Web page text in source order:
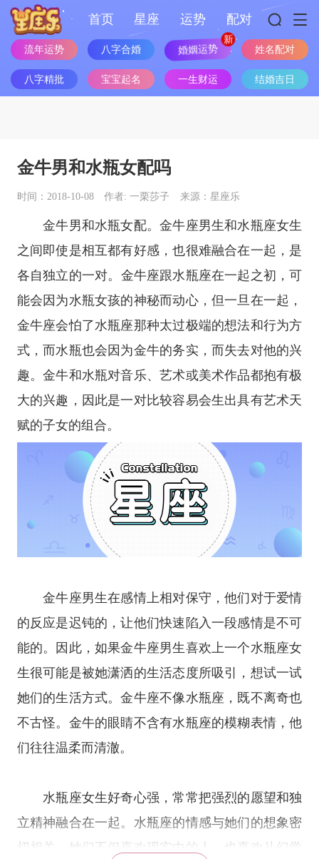
首页 星座 运势 配对
流年运势 八字合婚 婚姻运势 姓名配对
八字精批 宝宝起名 一生财运 结婚吉日
金牛男和水瓶女配吗
时间：2018-10-08 作者: 一栗莎子 来源：星座乐
金牛男和水瓶女配。金牛座男生和水瓶座女生
之间即使是相互都有好感，也很难融合在一起，是
各自独立的一对。 金牛座跟水瓶座在一起之初，可
能会因为水瓶女孩的神秘而动心，但一旦在一起，
金牛座会怕了水瓶座那种太过极端的想法和行为方
式，而水瓶也会因为金牛的务实，而失去对他的兴
趣。金牛和水瓶对音乐、艺术或美术作品都抱有极
大的兴趣，因此是一对比较容易会生出具有艺术天
赋的子女的组合。
金牛座男生在感情上相对保守，他们对于爱情
的反应是迟钝的，让他们快速陷入一段感情是不可
能的。因此，如果金牛座男生喜欢上一个水瓶座女
生很可能是被她潇洒的生活态度所吸引，想试一试
她们的生活方式。金牛座不像水瓶座，既不离奇也
不古怪。金牛的眼睛不含有水瓶座的模糊表情，他
们往往温柔而清澈。
水瓶座女生好奇心强，常常把强烈的愿望和独
立精神融合在一起。水瓶座的情感与她们的想象密
切相关，她们不但喜欢现实中的人，也喜欢从幻觉